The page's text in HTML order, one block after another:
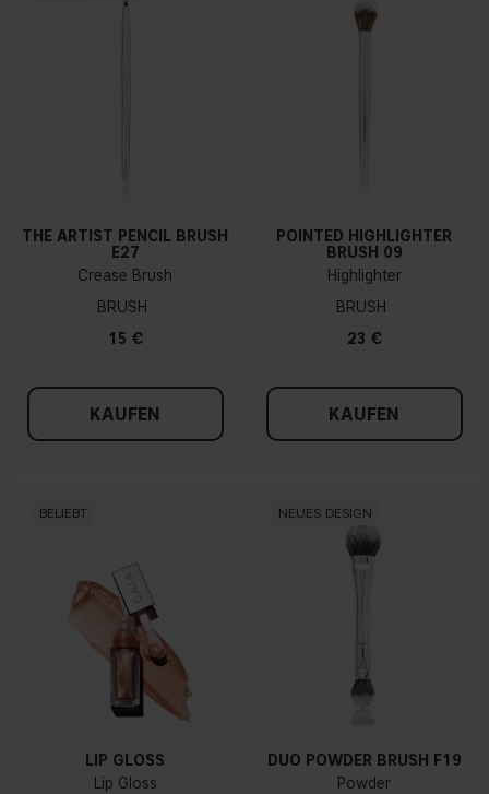
THE ARTIST PENCIL BRUSH
E27
Crease Brush
BRUSH
15 €
KAUFEN
POINTED HIGHLIGHTER
BRUSH 09
Highlighter
BRUSH
23 €
KAUFEN
BELIEBT
LIP GLOSS
Lip Gloss
NEUES DESIGN
DUO POWDER BRUSH F19
Powder